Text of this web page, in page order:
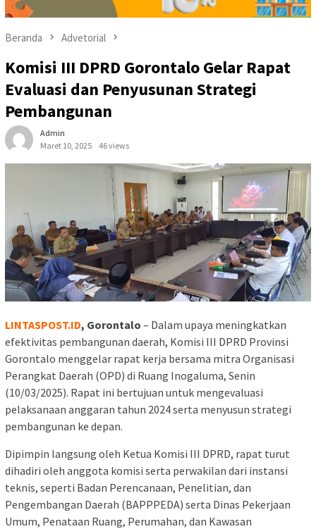
Beranda Advetorial
Komisi III DPRD Gorontalo Gelar Rapat
Evaluasi dan Penyusunan Strategi
Pembangunan
Admin
Maret 10, 2025
46 views
LINTASPOST.ID, Gorontalo – Dalam upaya meningkatkan
efektivitas pembangunan daerah, Komisi III DPRD Provinsi
Gorontalo menggelar rapat kerja bersama mitra Organisasi
Perangkat Daerah (OPD) di Ruang Inogaluma, Senin
(10/03/2025). Rapat ini bertujuan untuk mengevaluasi
pelaksanaan anggaran tahun 2024 serta menyusun strategi
pembangunan ke depan.
Dipimpin langsung oleh Ketua Komisi III DPRD, rapat turut
dihadiri oleh anggota komisi serta perwakilan dari instansi
teknis, seperti Badan Perencanaan, Penelitian, dan
Pengembangan Daerah (BAPPPEDA) serta Dinas Pekerjaan
Umum, Penataan Ruang, Perumahan, dan Kawasan